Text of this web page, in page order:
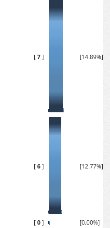
[7] [14.89%]
[6] [12.77%]
[0] [0.00%]